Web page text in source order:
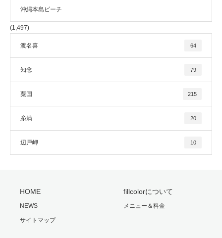
沖縄本島ビーチ
(1,497)
渡名喜 64
知念 79
粟国 215
糸満 20
辺戸岬 10
HOME
NEWS
サイトマップ
fillcolorについて
メニュー＆料金